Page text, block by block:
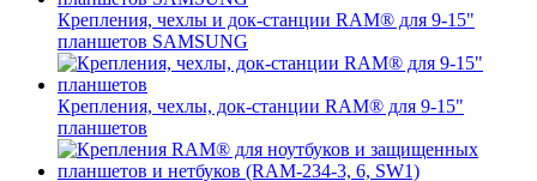
Крепления, чехлы и док-станции RAM® для 9-15"
планшетов SAMSUNG
Крепления, чехлы, док-станции RAM® для 9-15"
планшетов